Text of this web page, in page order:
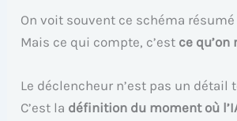
On voit souvent ce schéma
Mais ce qui compte, c’est ce
Le déclencheur n’est pas un détail
C’est la définition du moment où